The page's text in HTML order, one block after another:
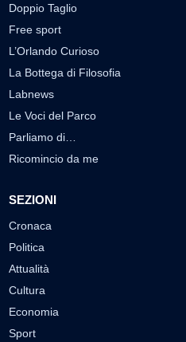
Doppio Taglio
Free sport
L’Orlando Curioso
La Bottega di Filosofia
Labnews
Le Voci del Parco
Parliamo di…
Ricomincio da me
SEZIONI
Cronaca
Politica
Attualità
Cultura
Economia
Sport